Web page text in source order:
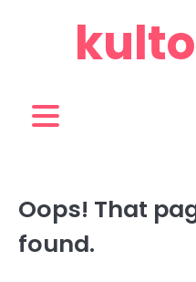
Oops! That
found.